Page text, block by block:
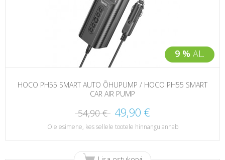
9 % AL.
HOCO PH55 SMART AUTO ÕHUPUMP / HOCO PH55 SMART
CAR AIR PUMP
54,90 € 49,90 €
Ole esimene, kes sellele tootele hinnangu annab